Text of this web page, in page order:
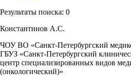
Результаты поиска: 0
Константинов А.С.
ЧОУ ВО «Санкт-Петербургский
ГБУЗ «Санкт-Петербургский
центр специализированных видов
(онкологический)»